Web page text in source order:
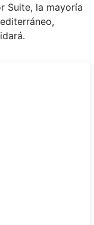
Suite, la mayoría